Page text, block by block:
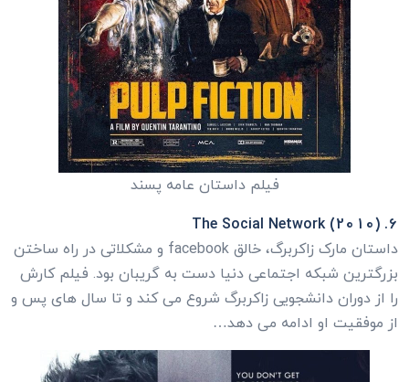
فیلم داستان عامه پسند
6. The Social Network (2010)
داستان مارک زاکربرگ، خالق facebook و مشکلاتی در راه ساختن
بزرگترین شبکه اجتماعی دنیا دست به گریبان بود. فیلم کارش
را از دوران دانشجویی زاکربرگ شروع می کند و تا سال های پس و
از موفقیت او ادامه می دهد…